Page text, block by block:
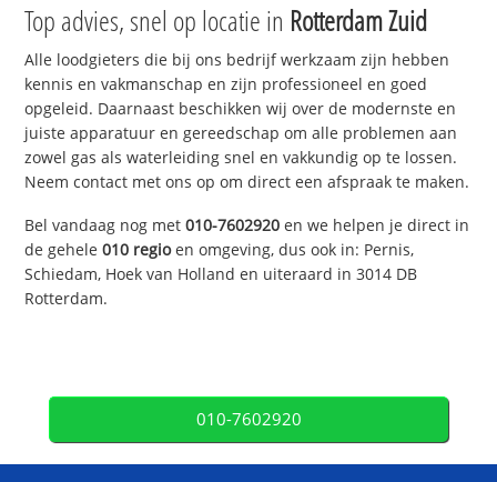
Top advies, snel op locatie in Rotterdam Zuid
Alle loodgieters die bij ons bedrijf werkzaam zijn hebben
kennis en vakmanschap en zijn professioneel en goed
opgeleid. Daarnaast beschikken wij over de modernste en
juiste apparatuur en gereedschap om alle problemen aan
zowel gas als waterleiding snel en vakkundig op te lossen.
Neem contact met ons op om direct een afspraak te maken.
Bel vandaag nog met010-7602920 en we helpen je direct in
de gehele010 regioen omgeving, dus ook in: Pernis,
Schiedam, Hoek van Holland en uiteraard in 3014 DB
Rotterdam.
010-7602920